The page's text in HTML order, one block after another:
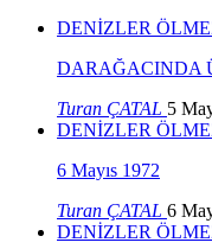
DENİZLER
DARAĞACINDA
Turan ÇATAL 5
DENİZLER
6 Mayıs 1972
Turan ÇATAL 6
DENİZLER